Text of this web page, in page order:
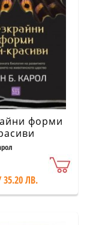
форми
35.20 ЛВ.